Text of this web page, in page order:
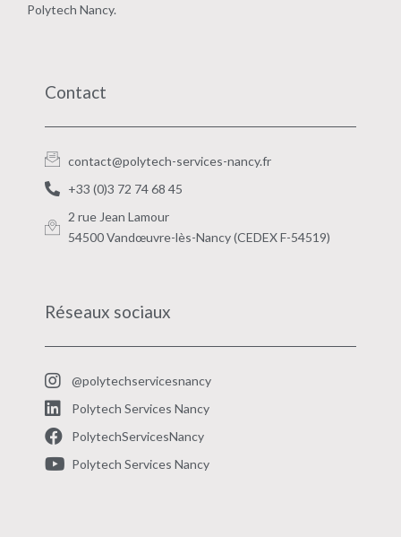
Polytech Nancy.
Contact
contact@polytech-services-nancy.fr
+33 (0)3 72 74 68 45
2 rue Jean Lamour
54500 Vandœuvre-lès-Nancy (CEDEX F-54519)
Réseaux sociaux
@polytechservicesnancy
Polytech Services Nancy
PolytechServicesNancy
Polytech Services Nancy